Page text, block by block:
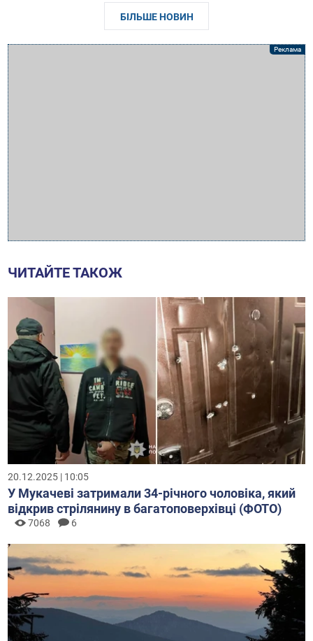
БІЛЬШЕ НОВИН
ЧИТАЙТЕ ТАКОЖ
20.12.2025 | 10:05
У Мукачеві затримали 34-річного чоловіка, який
відкрив стрілянину в багатоповерхівці (ФОТО)
7068 6